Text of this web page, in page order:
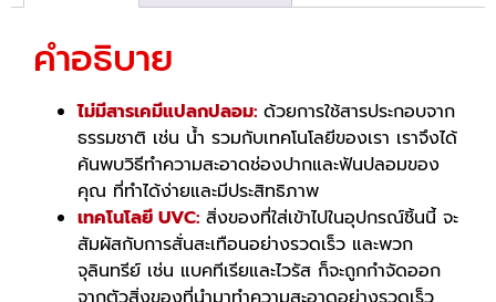
คำอธิบาย
ไม่มีสารเคมีแปลกปลอม: ด้วยการใช้สารประกอบจาก
ธรรมชาติ เช่น น้ำ รวมกับเทคโนโลยีของเรา เราจึงได้
ค้นพบวิธีทำความสะอาดช่องปากและฟันปลอมของ
คุณ ที่ทำได้ง่ายและมีประสิทธิภาพ
เทคโนโลยี UVC: สิ่งของที่ใส่เข้าไปในอุปกรณ์ชิ้นนี้ จะ
สัมผัสกับการสั่นสะเทือนอย่างรวดเร็ว และพวก
จุลินทรีย์ เช่น แบคทีเรียและไวรัส ก็จะถูกกำจัดออก